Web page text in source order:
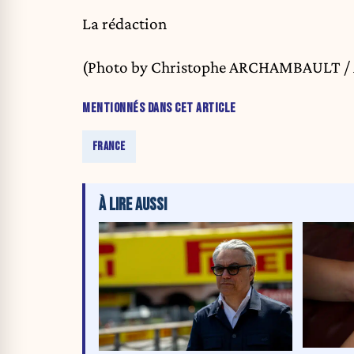
La rédaction
(Photo by Christophe ARCHAMBAULT /
MENTIONNÉS DANS CET ARTICLE
FRANCE
À LIRE AUSSI